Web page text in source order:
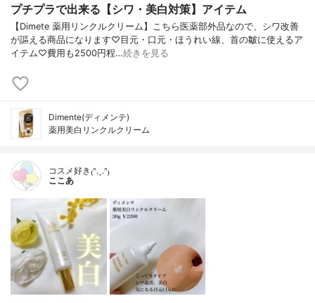
プチプラで出来る【シワ・美白対策】アイテム
【Dimete 薬用リンクルクリーム】こちら医薬部外品なので、シワ改善
が謳える商品になります♡目元・口元・ほうれい線、首の皺に使えるア
イテム♡費用も2500円程…続きを見る
Dimente(ディメンテ)
薬用美白リンクルクリーム
コスメ好き₍ᐢ.ˬ.ᐢ₎
ここあ